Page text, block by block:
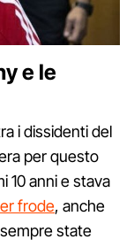
e le
i dissidenti del
per questo
10 anni e stava
frode, anche
state